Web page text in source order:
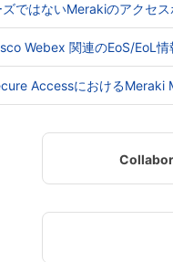
ではないMerakiのアクセス
Webex 関連のEoS/EoL情
AccessにおけるMeraki